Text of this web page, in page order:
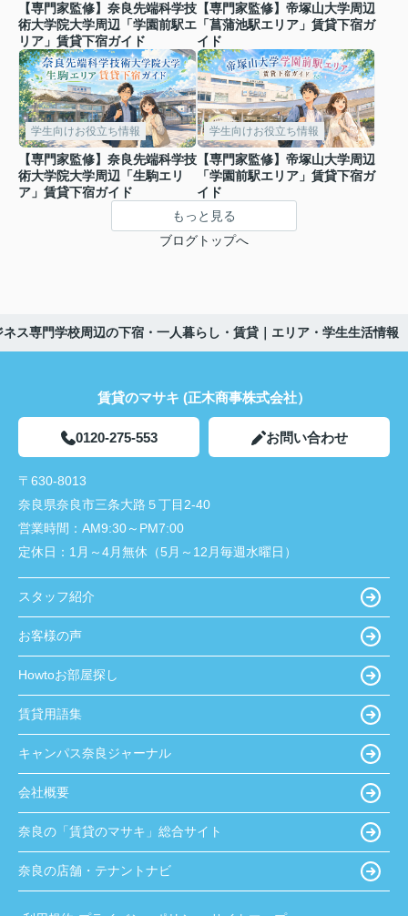
【専門家監修】奈良先端科学技
術大学院大学周辺「学園前駅エ
リア」賃貸下宿ガイド
【専門家監修】帝塚山大学周辺
「菖蒲池駅エリア」賃貸下宿ガ
イド
学生向けお役立ち情報
【専門家監修】奈良先端科学技
術大学院大学周辺「生駒エリ
ア」賃貸下宿ガイド
学生向けお役立ち情報
【専門家監修】帝塚山大学周辺
「学園前駅エリア」賃貸下宿ガ
イド
もっと見る
ブログトップへ
ス専門学校周辺の下宿・一人暮らし・賃貸｜エリア・学生生活情報
賃貸のマサキ (正木商事株式会社）
0120-275-553 お問い合わせ
〒630-8013
奈良県奈良市三条大路５丁目2-40
営業時間： AM9:30～PM7:00
定休日： 1月～4月無休（5月～12月毎週水曜日）
スタッフ紹介
お客様の声
Howtoお部屋探し
賃貸用語集
キャンパス奈良ジャーナル
会社概要
奈良の「賃貸のマサキ」総合サイト
奈良の店舗・テナントナビ